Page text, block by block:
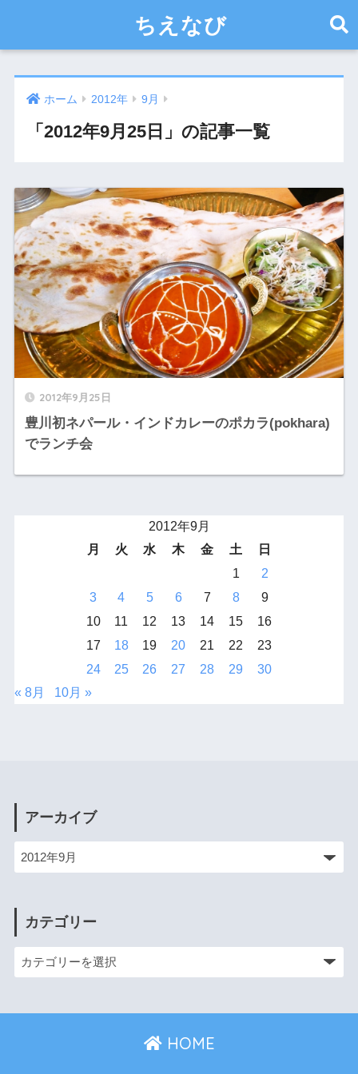
ちえなび
ホーム 2012年 9月
「2012年9月25日」の記事一覧
2012年9月25日
豊川初ネパール・インドカレーのポカラ(pokhara)
でランチ会
2012年9月
月
火 水 木 金 土
日
1
2
3
4 5 6 7 8
9
10
11 12 13 14 15
16
17
18 19 20 21 22
23
24
25 26 27 28 29
30
« 8月
10月 »
アーカイブ
カテゴリー
HOME